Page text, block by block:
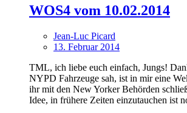
WOS4 vom 10.02.2014
Jean-Luc Picard
13. Februar 2014
TML, ich liebe euch einfach, Jungs!
NYPD Fahrzeuge sah, ist in mir eine
ihr mit den New Yorker Behörden
Idee, in frühere Zeiten einzutauchen ist